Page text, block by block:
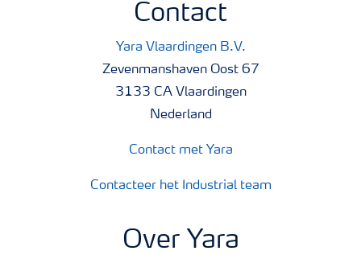
Contact
Yara Vlaardingen B.V.
Zevenmanshaven Oost 67
3133 CA Vlaardingen
Nederland
Contact met Yara
Contacteer het Industrial team
Over Yara